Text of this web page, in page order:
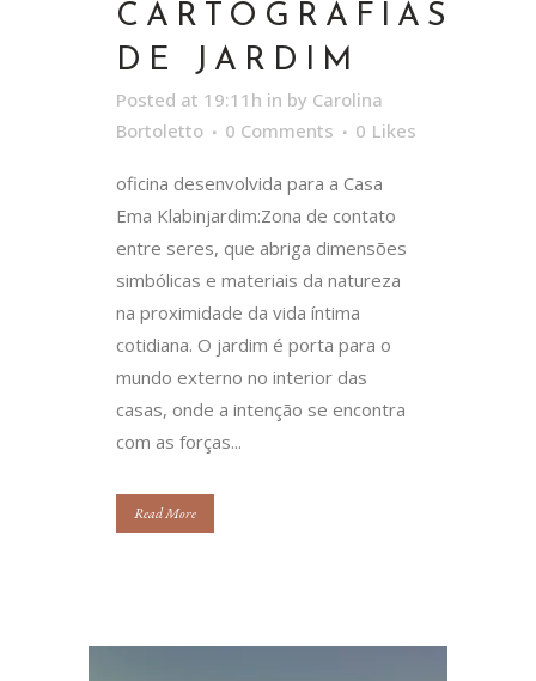
CARTOGRAFIAS
DE JARDIM
Posted at 19:11h in by Carolina
Bortoletto
0 Comments 0 Likes
oficina desenvolvida para a Casa
Ema Klabinjardim:Zona de contato
entre seres, que abriga dimensões
simbólicas e materiais da natureza
na proximidade da vida íntima
cotidiana. O jardim é porta para o
mundo externo no interior das
casas, onde a intenção se encontra
com as forças...
Read More